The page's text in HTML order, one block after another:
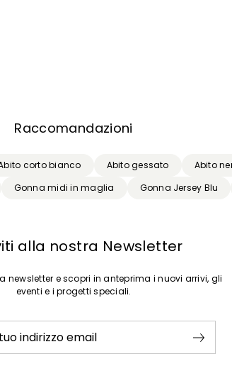
Raccomandazioni
corto bianco Abito gessato Abito
Gonna midi in maglia Gonna Jersey Blu
alla nostra Newsletter
newsletter e scopri in anteprima i nuovi arrivi, gli
eventi e i progetti speciali.
indirizzo email